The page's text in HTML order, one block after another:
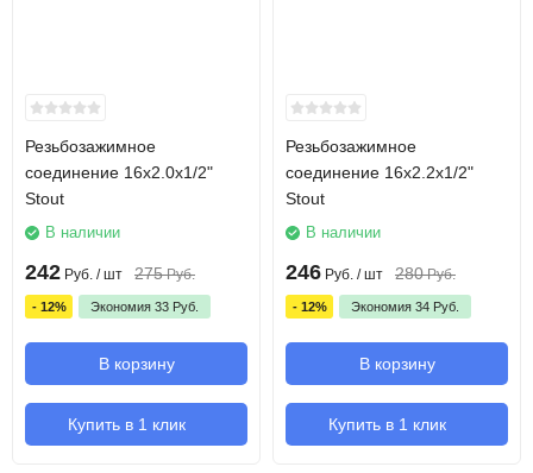
Резьбозажимное
соединение 16х2.0х1/2"
Stout
В наличии
242 Руб. / шт 275 Руб.
- 12% Экономия 33 Руб.
В корзину
Купить в 1 клик
Резьбозажимное
соединение 16х2.2х1/2"
Stout
В наличии
246 Руб. / шт 280 Руб.
- 12% Экономия 34 Руб.
В корзину
Купить в 1 клик